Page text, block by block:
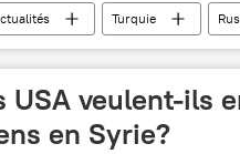
Turquie
S-400 défense antiaérienne
USA veulent-ils
en Syrie?